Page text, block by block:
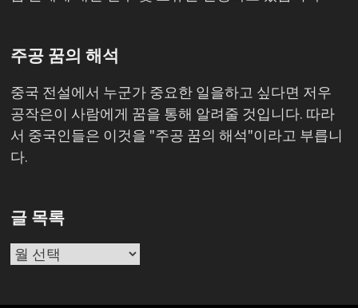
주공 꿈의 해석
중국 전설에서 누군가 중요한 일을하고 싶다면 저우
공작은이 사람에게 꿈을 통해 알려줄 것입니다. 따라
서 중국인들은 이것을 "주공 꿈의 해석"이라고 부릅니
다.
글 목록
글